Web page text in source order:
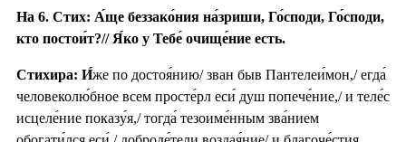
На 6. Стих: А́ще беззако́ния на́зриши, Го́споди, Го́споди,
кто постои́т?// Я́ко у Тебе́ очище́ние есть.
Стихира: И́же по достоя́нию/ зван быв Пантелеи́мон,/ егда́
человеколю́бное всем просте́рл еси́ душ попече́ние,/ и теле́с
исцеле́ние показу́я,/ тогда́ тезоиме́нным зва́нием